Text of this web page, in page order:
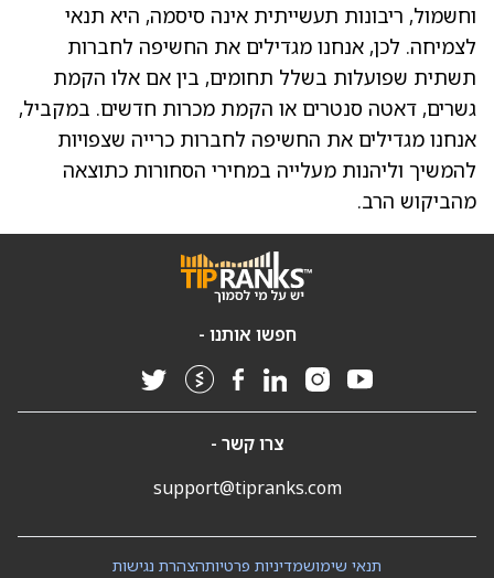
וחשמול, ריבונות תעשייתית אינה סיסמה, היא תנאי
לצמיחה. לכן, אנחנו מגדילים את החשיפה לחברות
תשתית שפועלות בשלל תחומים, בין אם אלו הקמת
גשרים, דאטה סנטרים או הקמת מכרות חדשים. במקביל,
אנחנו מגדילים את החשיפה לחברות כרייה שצפויות
להמשיך וליהנות מעלייה במחירי הסחורות כתוצאה
מהביקוש הרב.
חפשו אותנו -
צרו קשר -
support@tipranks.com
הצהרת נגישותמדיניות פרטיותתנאי שימוש